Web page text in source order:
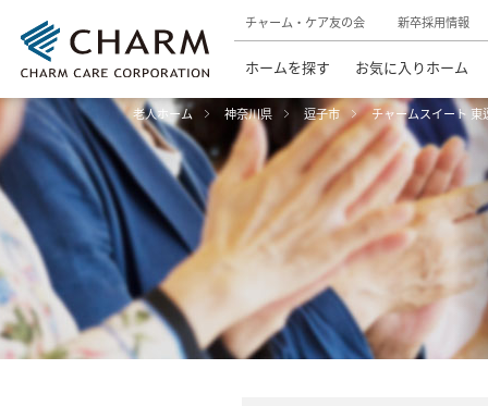
チャーム・ケア友の会 新卒採用情報
ホームを探す お気に入りホーム
老人ホーム 神奈川県 逗子市 チャームスイート 東